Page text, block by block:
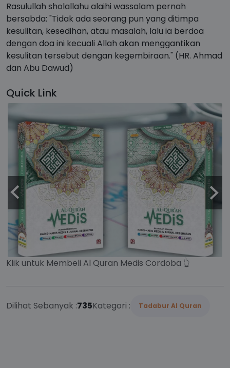
Rasulullah sholallahu alaihi wassalam pernah
bersabda: "Tidak ada seorang pun yang ditimpa
kesulitan, kesedihan, atau masalah, lalu ia berdoa
dengan doa ini kecuali Allah akan menggantikan
kesulitan tersebut dengan kegembiraan." (HR. Ahmad
dan Abu Dawud)
Quick Link
Klik untuk Membeli Al Quran Medis Cordoba 👆
Dilihat Sebanyak :735Kategori : Tadabur Al Quran